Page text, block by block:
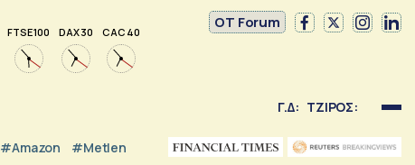
FTSE 100 DAX 30 CAC 40
OT Forum
Γ.Δ: ΤΖΙΡΟΣ:
#Amazon #Metlen